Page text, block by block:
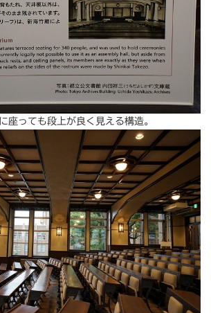
座っても段上が良く見える構造。